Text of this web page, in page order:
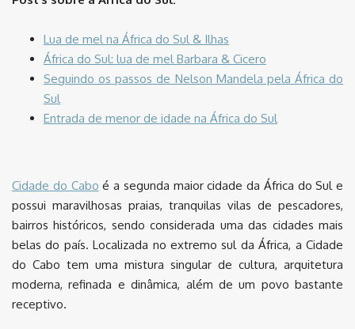
Lua de mel na África do Sul & Ilhas
África do Sul: lua de mel Barbara & Cicero
Seguindo os passos de Nelson Mandela pela África do
Sul
Entrada de menor de idade na África do Sul
Cidade do Cabo é a segunda maior cidade da África do Sul e
possui maravilhosas praias, tranquilas vilas de pescadores,
bairros históricos, sendo considerada uma das cidades mais
belas do país. Localizada no extremo sul da África, a Cidade
do Cabo tem uma mistura singular de cultura, arquitetura
moderna, refinada e dinâmica, além de um povo bastante
receptivo.